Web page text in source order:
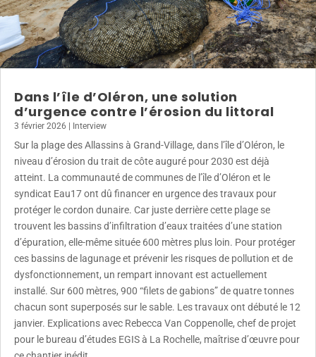
Dans l’île d’Oléron, une solution
d’urgence contre l’érosion du littoral
3 février 2026 Interview
Sur la plage des Allassins à Grand-Village, dans l’île d’Oléron, le
niveau d’érosion du trait de côte auguré pour 2030 est déjà
atteint. La communauté de communes de l’île d’Oléron et le
syndicat Eau17 ont dû financer en urgence des travaux pour
protéger le cordon dunaire. Car juste derrière cette plage se
trouvent les bassins d’infiltration d’eaux traitées d’une station
d’épuration, elle-même située 600 mètres plus loin. Pour protéger
ces bassins de lagunage et prévenir les risques de pollution et de
dysfonctionnement, un rempart innovant est actuellement
installé. Sur 600 mètres, 900 “filets de gabions” de quatre tonnes
chacun sont superposés sur le sable. Les travaux ont débuté le 12
janvier. Explications avec Rebecca Van Coppenolle, chef de projet
pour le bureau d’études EGIS à La Rochelle, maîtrise d’œuvre pour